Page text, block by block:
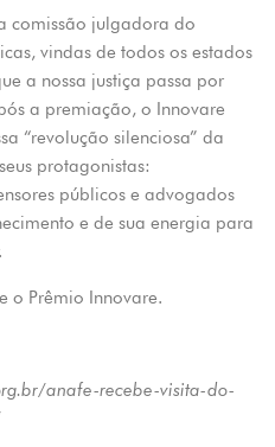
comissão julgadora do
vindas de todos os estados
a nossa justiça passa por
a premiação, o Innovare
“revolução silenciosa” da
protagonistas:
públicos e advogados
e de sua energia para
o Prêmio Innovare.
anafe-recebe-visita-do-